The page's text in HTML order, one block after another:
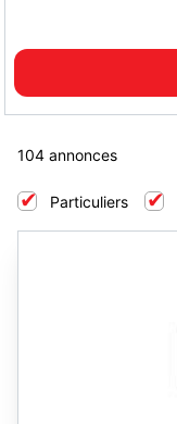
104 annonces
Particuliers